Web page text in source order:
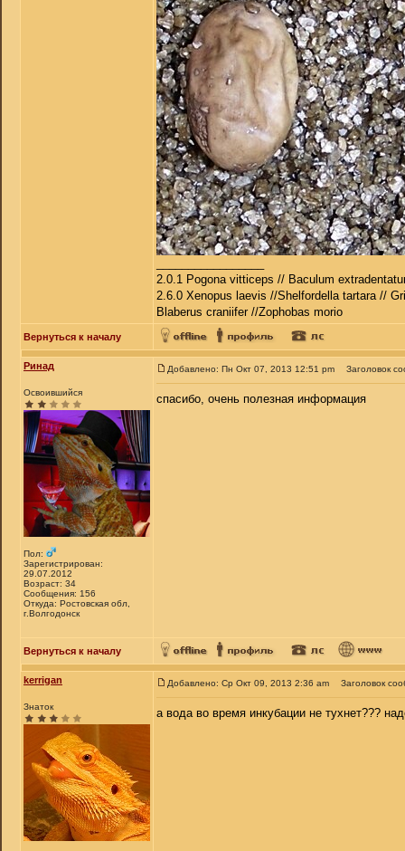
2.0.1 Pogona vitticeps // Baculum
2.6.0 Xenopus laevis //Shelfordella tartara //
Blaberus craniifer //Zophobas morio
Вернуться к началу
Ринад
Освоившийся
Пол:
Зарегистрирован:
29.07.2012
Возраст: 34
Сообщения: 156
Откуда: Ростовская обл,
г.Волгодонск
Добавлено: Пн Окт 07, 2013 12:51 pm Заголовок
спасибо, очень полезная информация
Вернуться к началу
kerrigan
Знаток
Добавлено: Ср Окт 09, 2013 2:36 am Заголовок
а вода во время инкубации не тухнет???